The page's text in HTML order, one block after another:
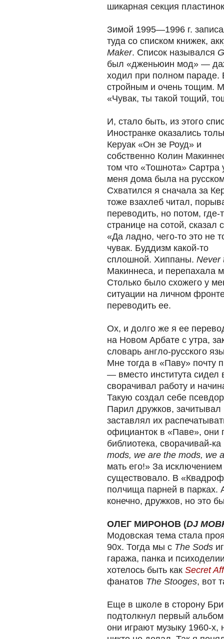
шикарная секция
Зимой 1995—1996 г.
туда со списком книжек,
Maker. Список назывался
был «дженьюин мод» —
ходил при полном
стройным и очень тощим.
«Чувак, ты такой тощий,
И, стало быть, из этого
Иностранке оказались
Керуак «Он зе Роуд» и
собственно Колин
том что «Тошнота» Сартра
меня дома была на
Схватился я сначала за
тоже взахлеб читал,
переводить, но потом, где-
странице на сотой, сказал
«Да ладно, чего-то это не
чувак. Буддизм какой-то
сплошной. Хиппаны. Never
Макиннеса, и перепахала
Столько было схожего у
ситуации на личном
переводить ее.
Ох, и долго же я ее
на Новом Арбате с утра,
словарь англо-русского
Мне тогда в «Паву» почту
— вместо института сидел
сворачивал работу и
Такую создал себе
Парил дружков,
заставлял их
официанток в «Паве», они
библиотека, сворачивай-
mods, we are the mods, we
мать его!» За
существовало. В
полчища парней в
конечно, дружков, но это
ОЛЕГ МИРОНОВ (DJ
Модовская тема стала
90х. Тогда мы с The Sods
гаража, панка и
хотелось быть как Secret
фанатов The Stooges, вот
Еще в школе в сторону
подтолкнул первый
они играют музыку 1960-х,